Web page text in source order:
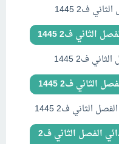
ف2 1445
ف2 1445
ف2 1445
ف2 1445
الثاني ف2 1445
توزيع منهج الرياضيات خامس ابتدائي الفصل الثاني ف2